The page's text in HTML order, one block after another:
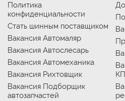
Политика
конфиденциальности
Стать шинным поставщиком
Вакансия Автомаляр
Вакансия Автослесарь
Вакансия Автомеханика
Вакансия Рихтовщик
Вакансия Подборщик
автозапчастей